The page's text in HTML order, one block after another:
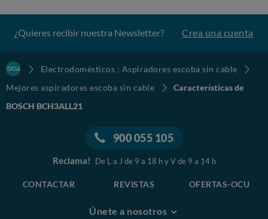
¿Quieres recibir nuestra Newsletter? Crea una cuenta
Electrodomésticos : Aspiradores escoba sin cable
Mejores aspiradores escoba sin cable
Características de
BOSCH BCH3ALL21
900 055 105
Reclama! De L a J de 9 a 18 h y V de 9 a 14 h
CONTACTAR REVISTAS OFERTAS-OCU
Únete a nosotros